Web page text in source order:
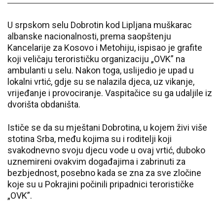
U srpskom selu Dobrotin kod Lipljana muškarac
albanske nacionalnosti, prema saopštenju
Kancelarije za Kosovo i Metohiju, ispisao je grafite
koji veličaju terorističku organizaciju „OVK” na
ambulanti u selu. Nakon toga, uslijedio je upad u
lokalni vrtić, gdje su se nalazila djeca, uz vikanje,
vrijeđanje i provociranje. Vaspitačice su ga udaljile iz
dvorišta obdaništa.
Ističe se da su mještani Dobrotina, u kojem živi više
stotina Srba, među kojima su i roditelji koji
svakodnevno svoju djecu vode u ovaj vrtić, duboko
uznemireni ovakvim događajima i zabrinuti za
bezbjednost, posebno kada se zna za sve zločine
koje su u Pokrajini počinili pripadnici terorističke
„OVK”.